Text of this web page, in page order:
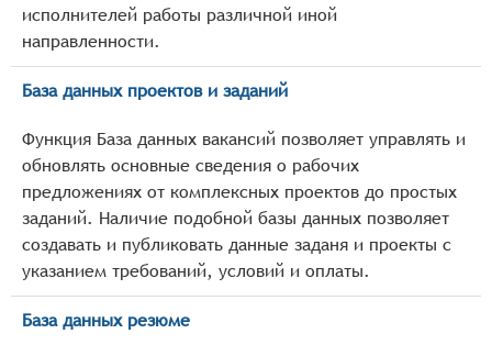
исполнителей работы различной иной
направленности.
База данных проектов и заданий
Функция База данных вакансий позволяет управлять и
обновлять основные сведения о рабочих
предложениях от комплексных проектов до простых
заданий. Наличие подобной базы данных позволяет
создавать и публиковать данные заданя и проекты с
указанием требований, условий и оплаты.
База данных резюме